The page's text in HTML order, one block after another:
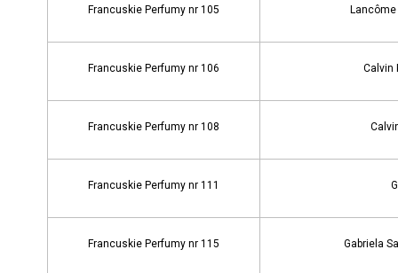
Francuskie Perfumy nr 105 Lancôme
Francuskie Perfumy nr 106 Calvin
Francuskie Perfumy nr 108
Francuskie Perfumy nr 111
Francuskie Perfumy nr 115 Gabriela